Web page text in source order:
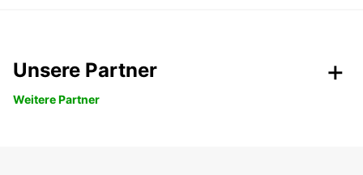
Unsere Partner
Weitere Partner